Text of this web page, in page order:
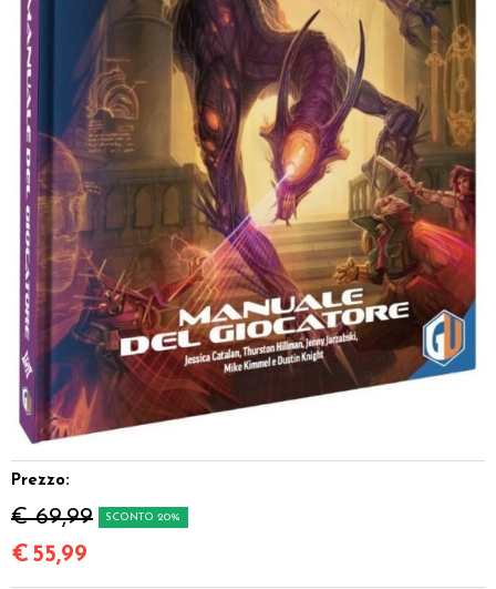
Dadi
Accessori
Giocattoli e Gadget
Offerte del Dragone
Prezzo:
€ 69,99 SCONTO 20%
€ 55,99